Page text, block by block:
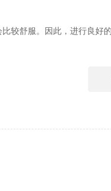
较舒服。因此，进行良好